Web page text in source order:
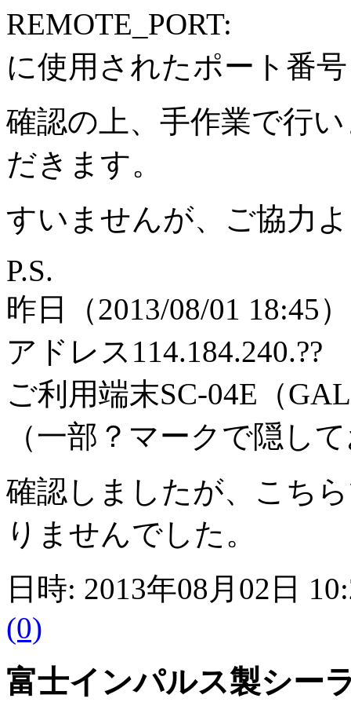
REMOTE_PORT:
に使用されたポート番号
確認の上、手作業で行
だきます。
すいませんが、ご協力
P.S.
昨日（2013/08/01 18:45
アドレス
ご利用端末SC-04E（
（一部？マークで隠し
確認しましたが、こち
りませんでした。
日時: 2013年08月02日
(0)
富士インパルス製シー